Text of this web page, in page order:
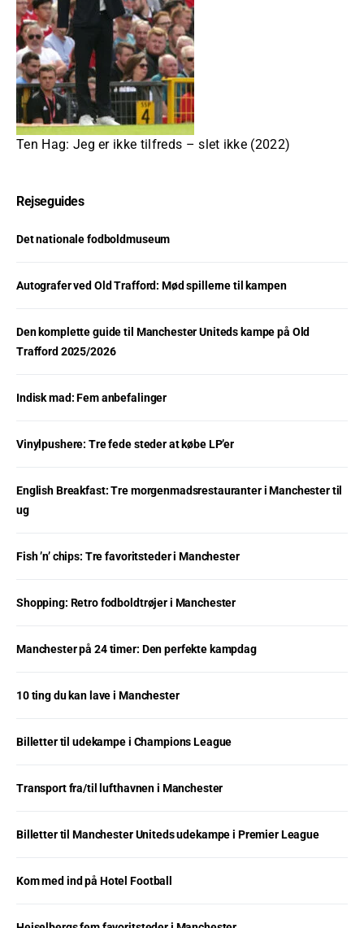
Ten Hag: Jeg er ikke tilfreds – slet ikke (2022)
Rejseguides
Det nationale fodboldmuseum
Autografer ved Old Trafford: Mød spillerne til kampen
Den komplette guide til Manchester Uniteds kampe på Old
Trafford 2025/2026
Indisk mad: Fem anbefalinger
Vinylpushere: Tre fede steder at købe LP’er
English Breakfast: Tre morgenmadsrestauranter i Manchester til
ug
Fish ’n’ chips: Tre favoritsteder i Manchester
Shopping: Retro fodboldtrøjer i Manchester
Manchester på 24 timer: Den perfekte kampdag
10 ting du kan lave i Manchester
Billetter til udekampe i Champions League
Transport fra/til lufthavnen i Manchester
Billetter til Manchester Uniteds udekampe i Premier League
Kom med ind på Hotel Football